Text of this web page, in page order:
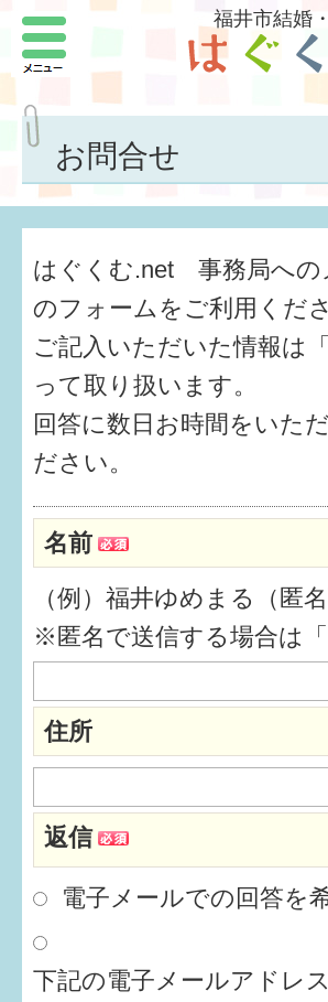
福井市結婚
お問合せ
はぐくむ.net 事務局への
のフォームをご利用くださ
ご記入いただいた情報は「
って取り扱います。
回答に数日お時間をいた
ださい。
名前
（例）福井ゆめまる（匿
※匿名で送信する場合は
住所
返信
電子メールでの回答を
下記の電子メールアドレ
メニュー
結婚したい
子どもがほしい
福井の子育て環境
子どもを育てよう
もしものときの緊急連絡
届出・手当・助成
健診・予防接種
仲間づくり・遊び場
子どもを預けたい
入園・入学
相談したい
さまざまな支援
子育てカレンダー
妊娠
3か月〜6か月